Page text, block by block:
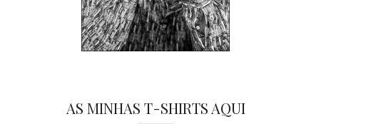
AS MINHAS T-SHIRTS AQUI